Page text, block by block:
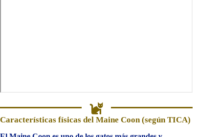
Características físicas del Maine Coon (según TICA)